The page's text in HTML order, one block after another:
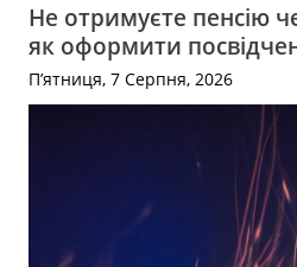
Не отримуєте пенсію
як оформити
П’ятниця, 7 Серпня, 2026